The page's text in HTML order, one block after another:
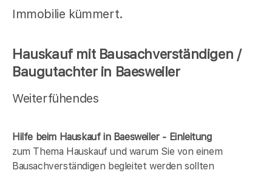
Immobilie kümmert.
Hauskauf mit Bausachverständigen /
Baugutachter in Baesweiler
Weiterfühendes
Hilfe beim Hauskauf in Baesweiler - Einleitung
zum Thema Hauskauf und warum Sie von einem
Bausachverständigen begleitet werden sollten